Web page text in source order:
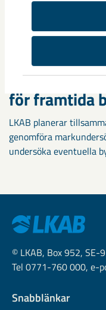
för framtida
LKAB planerar
genomföra
undersöka eventuella
© LKAB, Box 952, SE-
Tel 0771-760 000, e-
Snabblänkar